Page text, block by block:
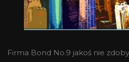
Firma Bond No.9 jakoś nie